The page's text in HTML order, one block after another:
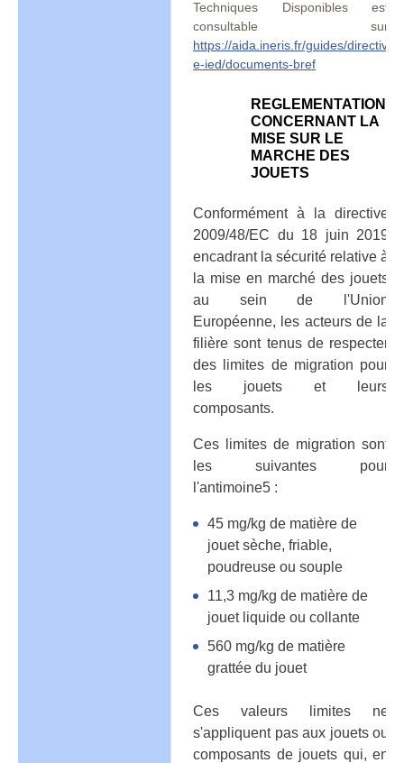
Techniques Disponibles est
consultable sur
https://aida.ineris.fr/guides/directiv
e-ied/documents-bref
REGLEMENTATION
CONCERNANT LA
MISE SUR LE
MARCHE DES
JOUETS
Conformément à la directive
2009/48/EC du 18 juin 2019
encadrant la sécurité relative à
la mise en marché des jouets
au sein de l'Union
Européenne, les acteurs de la
filière sont tenus de respecter
des limites de migration pour
les jouets et leurs
composants.
Ces limites de migration sont
les suivantes pour
l'antimoine5 :
45 mg/kg de matière de
jouet sèche, friable,
poudreuse ou souple
11,3 mg/kg de matière de
jouet liquide ou collante
560 mg/kg de matière
grattée du jouet
Ces valeurs limites ne
s'appliquent pas aux jouets ou
composants de jouets qui, en